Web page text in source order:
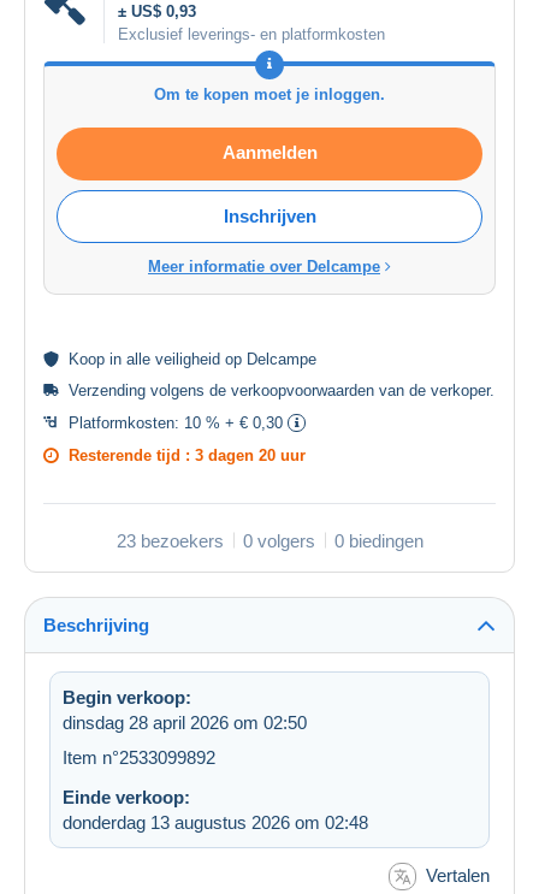
± US$ 0,93
Exclusief leverings- en platformkosten
Om te kopen moet je inloggen.
Aanmelden
Inschrijven
Meer informatie over Delcampe
Koop in alle veiligheid op Delcampe
Verzending volgens de verkoopvoorwaarden van de verkoper.
Platformkosten: 10 % + € 0,30
Resterende tijd : 3 dagen 20 uur
23 bezoekers 0 volgers 0 biedingen
Beschrijving
Begin verkoop:
dinsdag 28 april 2026 om 02:50
Item n°2533099892
Einde verkoop:
donderdag 13 augustus 2026 om 02:48
Vertalen